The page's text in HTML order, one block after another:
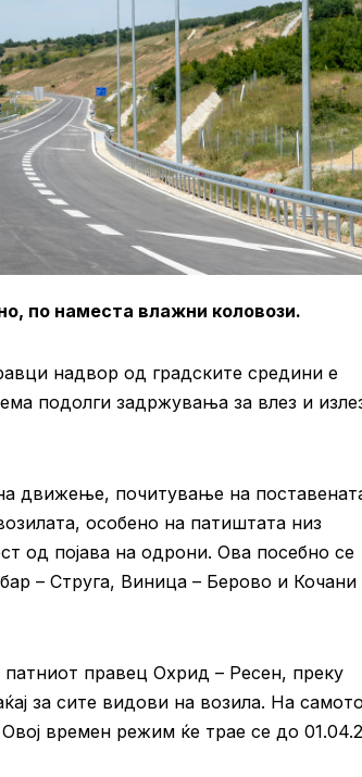
по наместа влажни коловози.
надвор од градските средини е
подолги задржувања за влез и
движење, почитување на
особено на патиштата низ
од појава на одрони. Ова посебно се
– Струга, Виница – Берово и Кочани
правец Охрид – Ресен, преку
за сите видови на возила. На
времен режим ќе трае се до